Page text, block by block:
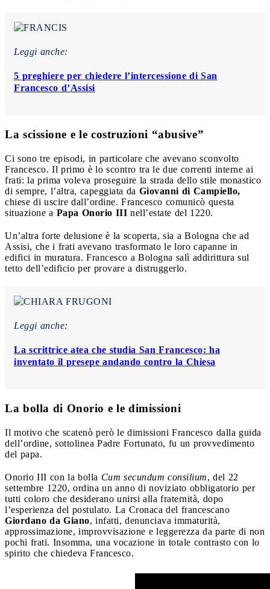
Leggi anche:
5 preghiere per chiedere l’intercessione di San
Francesco d’Assisi
La scissione e le costruzioni “abusive”
Ci sono tre episodi, in particolare che avevano sconvolto
Francesco. Il primo è lo scontro tra le due correnti interne ai
frati: la prima voleva proseguire la strada dello stile monastico
di sempre, l’altra, capeggiata da Giovanni di Campiello,
chiese di uscire dall’ordine. Francesco comunicò questa
situazione a Papa Onorio III nell’estate del 1220.
Un’altra forte delusione è la scoperta, sia a Bologna che ad
Assisi, che i frati avevano trasformato le loro capanne in
edifici in muratura. Francesco a Bologna salì addirittura sul
tetto dell’edificio per provare a distruggerlo.
Leggi anche:
La scrittrice atea che studia San Francesco: ha
inventato il presepe andando contro la Chiesa
La bolla di Onorio e le dimissioni
Il motivo che scatenò però le dimissioni Francesco dalla guida
dell’ordine, sottolinea Padre Fortunato, fu un provvedimento
del papa.
Onorio III con la bolla Cum secundum consilium, del 22
settembre 1220, ordina un anno di noviziato obbligatorio per
tutti coloro che desiderano unirsi alla fraternità, dopo
l’esperienza del postulato. La Cronaca del francescano
Giordano da Giano, infatti, denunciava immaturità,
approssimazione, improvvisazione e leggerezza da parte di non
pochi frati. Insomma, una vocazione in totale contrasto con lo
spirito che chiedeva Francesco.